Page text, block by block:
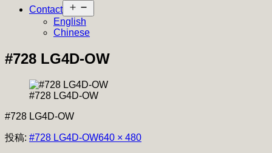
Contact
ニ
ー
開
English
Chinese
#728 LG4D-OW
#728 LG4D-OW
#728 LG4D-OW
投稿: #728 LG4D-OWフ
640 × 480